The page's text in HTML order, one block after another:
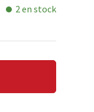
2 en stock